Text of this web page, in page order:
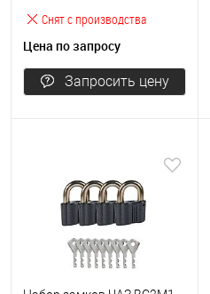
Снят с производства
Цена по запросу
Запросить цену